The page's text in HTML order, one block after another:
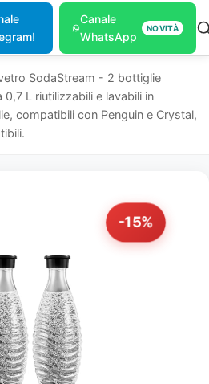
Canale
WhatsApp
NOVITÀ
SodaStream - 2 bottiglie
0,7 L riutilizzabili e lavabili in
compatibili con Penguin e Crystal,
-15%